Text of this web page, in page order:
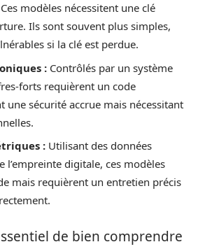
Ces modèles nécessitent une clé
Ils sont souvent plus simples,
si la clé est perdue.
: Contrôlés par un système
forts requièrent un code
une sécurité accrue mais nécessitant
: Utilisant des données
l’empreinte digitale, ces modèles
mais requièrent un entretien précis
de bien comprendre